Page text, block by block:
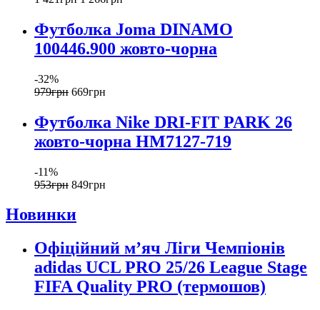
Футболка Joma DINAMO
100446.900 жовто-чорна
-32%
979грн 669грн
Футболка Nike DRI-FIT PARK 26
жовто-чорна HM7127-719
-11%
953грн 849грн
Новинки
Офіційний мʼяч Ліги Чемпіонів
adidas UCL PRO 25/26 League Stage
FIFA Quality PRO (термошов)